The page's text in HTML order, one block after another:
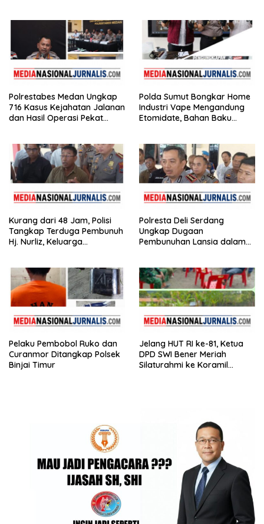
Polrestabes Medan Ungkap
716 Kasus Kejahatan Jalanan
dan Hasil Operasi Pekat
Polda Sumut Bongkar Home
Industri Vape Mengandung
Etomidate, Bahan Baku
Kurang dari 48 Jam, Polisi
Tangkap Terduga Pembunuh
Hj. Nurliz, Keluarga
Polresta Deli Serdang
Ungkap Dugaan
Pembunuhan Lansia dalam
Pelaku Pembobol Ruko dan
Curanmor Ditangkap Polsek
Binjai Timur
Jelang HUT RI ke-81, Ketua
DPD SWI Bener Meriah
Silaturahmi ke Koramil